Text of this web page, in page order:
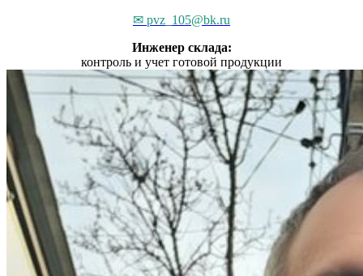
✉ pvz_105@bk.ru
Инженер склада:
контроль и учет готовой продукции